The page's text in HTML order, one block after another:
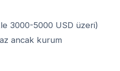
3000-5000 USD üzeri)
ancak kurum